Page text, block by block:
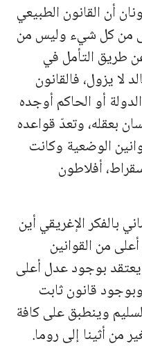
أنالقانونالطبيعي
منكلشيءوليسمن
طريقالتأملفي
لا يزول، فالقانون
أو الحاكم أوجده
بعقله، وتعدّ قواعده
الوضعية وكانت
أفلاطون
بالفكر الإغريقي أين
من القوانين
بوجود عدل أعلى
قانون ثابت
وينطبق على كافة
من أثينا إلى روما.